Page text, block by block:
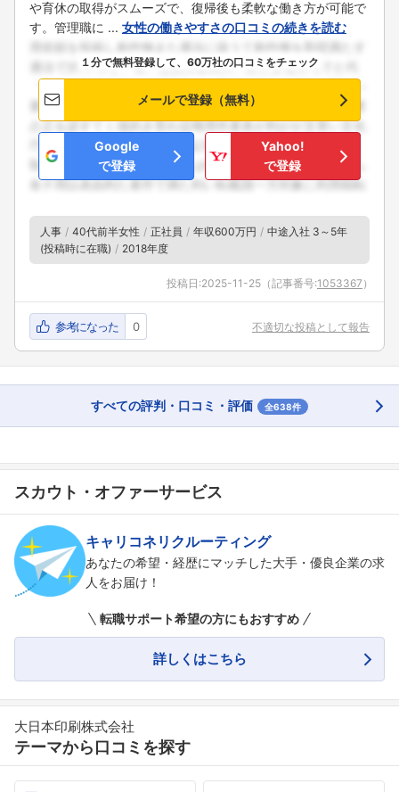
や育休の取得がスムーズで、復帰後も柔軟な働き方が可能で
す。管理職に ... 女性の働きやすさの口コミの続きを読む
１分で無料登録して、60万社の口コミをチェック
メールで登録（無料）
Google
で登録
Yahoo!
で登録
人事 40代前半女性 正社員 年収600万円
中途入社 3～5年
(投稿時に在職)
2018年度
投稿日:2025-11-25 （記事番号:1053367 ）
参考になった 0 不適切な投稿として報告
すべての評判・口コミ・評価 全638件
スカウト・オファーサービス
キャリコネリクルーティング
あなたの希望・経歴にマッチした大手・優良企業の求
人をお届け！
転職サポート希望の方にもおすすめ
詳しくはこちら
大日本印刷株式会社
テーマから口コミを探す